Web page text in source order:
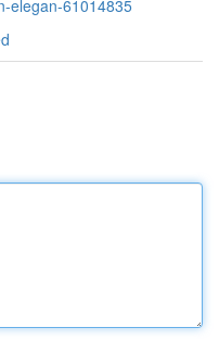
elegan-61014835